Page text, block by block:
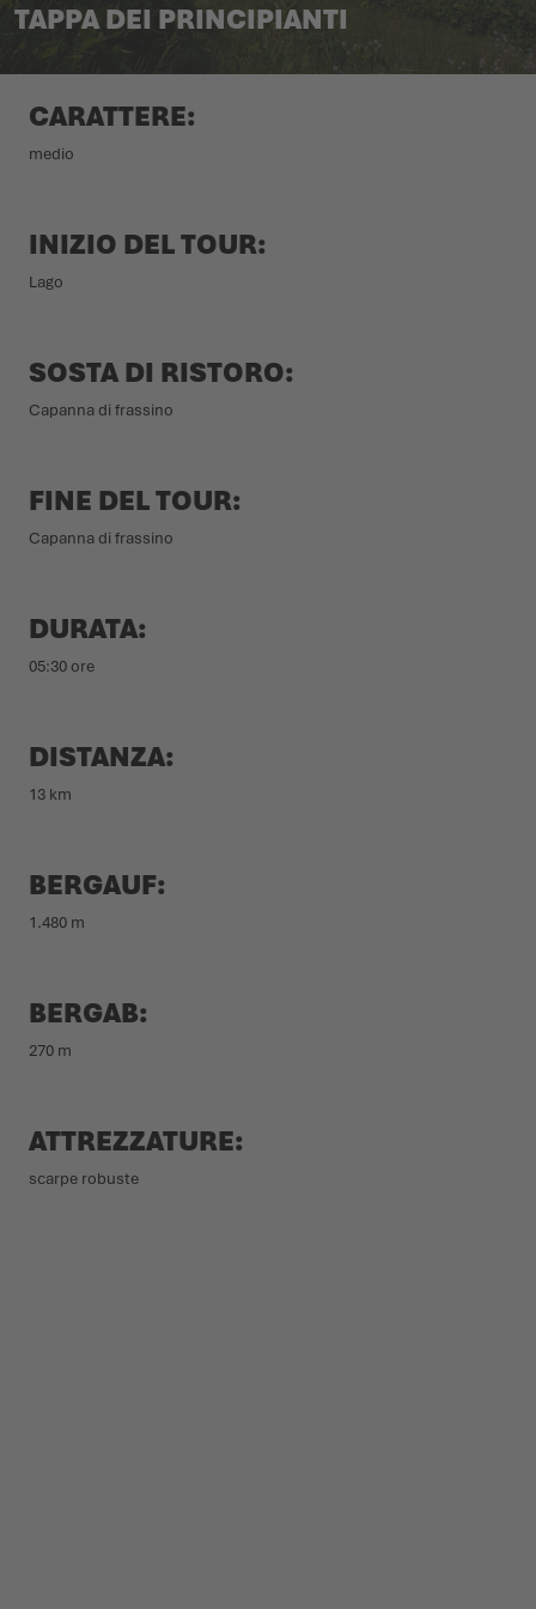
SCARPE INVERNALI
LOWA PROFESSIONAL
SCARPE INVERNALI
LOWA PROFESSIONAL
L'ESTATE CI ASPETTA LÀ FUORI
PODCAST
CARRIERA
TAPPA DEI PRINCIPIANTI
CARATTERE:
medio
INIZIO DEL TOUR:
Lago
SOSTA DI RISTORO:
Capanna di frassino
FINE DEL TOUR:
Capanna di frassino
DURATA:
05:30 ore
DISTANZA:
13 km
BERGAUF:
1.480 m
BERGAB:
270 m
ATTREZZATURE:
scarpe robuste